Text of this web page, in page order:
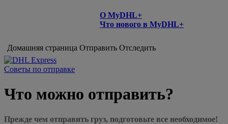
О MyDHL+
Что нового в MyDHL+
Домашняя страница Отправить Отследить
Советы по отправке
Что можно отправить?
Прежде чем отправить груз, подготовьте все необходимое!